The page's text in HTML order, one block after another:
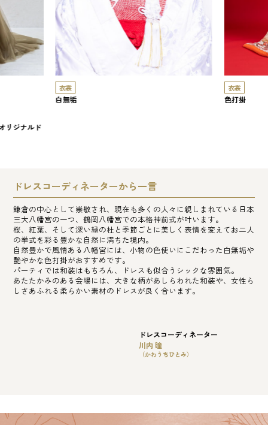
リジナルド
衣裳
白無垢
衣裳
色打掛
ドレスコーディネーター
川内 瞳
（かわうちひとみ）
ドレスコーディネーターから一言
鎌倉の中心として崇敬され、現在も多くの人々に親しまれている日本
三大八幡宮の一つ、鶴岡八幡宮での本格神前式が叶います。
桜、紅葉、そして深い緑の杜と季節ごとに美しく表情を変えてお二人
の挙式を彩る豊かな自然に満ちた境内。
自然豊かで風情ある八幡宮には、小物の色使いにこだわった白無垢や
艶やかな色打掛がおすすめです。
パーティでは和装はもちろん、ドレスも似合うシックな雰囲気。
あたたかみのある会場には、大きな柄があしらわれた和装や、女性ら
しさあふれる柔らかい素材のドレスが良く合います。